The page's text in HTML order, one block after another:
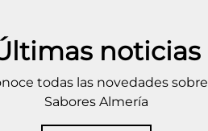
noticias
todas las novedades sobre
Sabores Almería